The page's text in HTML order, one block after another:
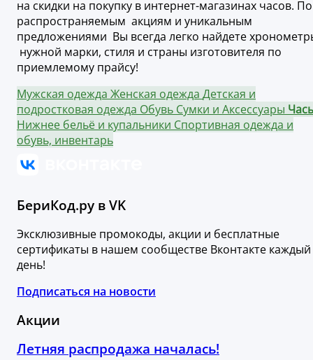
на скидки на покупку в интернет-магазинах часов. По
распространяемым акциям и уникальным
предложениями Вы всегда легко найдете
нужной марки, стиля и страны изготовителя по
приемлемому прайсу!
Мужская одежда Женская одежда Детская и
подростковая одежда Обувь Сумки и Аксессуары
Нижнее бельё и купальники Спортивная одежда и
обувь, инвентарь
БериКод.ру в VK
Эксклюзивные промокоды, акции и бесплатные
сертификаты в нашем сообществе Вконтакте каждый
день!
Подписаться на новости
Акции
Летняя распродажа началась!